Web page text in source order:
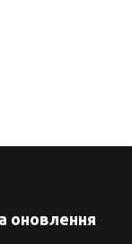
оновлення